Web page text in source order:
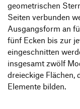
geometrischen
Seiten verbunden
Ausgangsform an
fünf Ecken bis zur
eingeschnitten
insgesamt zwölf
dreieckige Flächen,
Elemente bilden.